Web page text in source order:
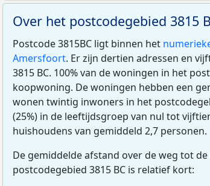
Over het postcodegebied 3815
Postcode 3815BC ligt binnen het
Amersfoort. Er zijn dertien adressen en
3815 BC. 100% van de woningen in het
koopwoning. De woningen hebben een
wonen twintig inwoners in het
(25%) in de leeftijdsgroep van nul tot
huishoudens van gemiddeld 2,7 personen.
De gemiddelde afstand over de weg tot
postcodegebied 3815 BC is relatief kort: